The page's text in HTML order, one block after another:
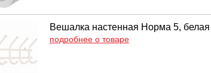
Вешалка настенная Норма 5, белая
подробнее о товаре